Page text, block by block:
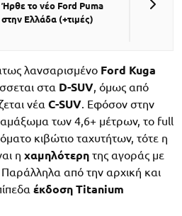
Ήρθε το νέο Ford Puma
στην Ελλάδα (+τιμές)
λανσαρισμένο Ford Kuga
στα D-SUV, όμως από
νέα C-SUV. Εφόσον στην
των 4,6+ μέτρων, το full
κιβώτιο ταχυτήτων, τότε η
η χαμηλότερη της αγοράς με
από την αρχική και
έκδοση Titanium